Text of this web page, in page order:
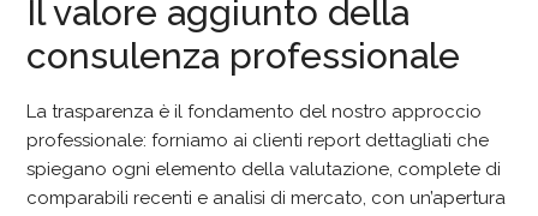
Il valore aggiunto della
consulenza professionale
La trasparenza è il fondamento del nostro approccio
professionale: forniamo ai clienti report dettagliati che
spiegano ogni elemento della valutazione, complete di
comparabili recenti e analisi di mercato, con un’apertura